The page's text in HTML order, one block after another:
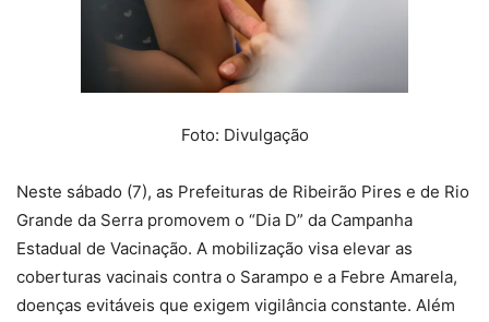
Foto: Divulgação
Neste sábado (7), as Prefeituras de Ribeirão Pires e de Rio
Grande da Serra promovem o “Dia D” da Campanha
Estadual de Vacinação. A mobilização visa elevar as
coberturas vacinais contra o Sarampo e a Febre Amarela,
doenças evitáveis que exigem vigilância constante. Além